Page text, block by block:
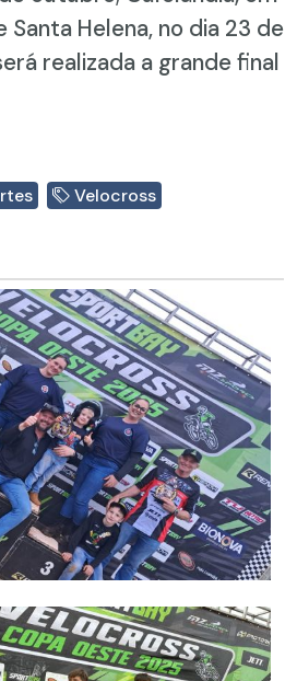
Santa Helena, no dia 23 de
realizada a grande final
Velocross